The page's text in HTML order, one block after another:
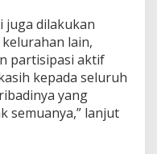
juga dilakukan
lain,
partisipasi aktif
kepada seluruh
yang
semuanya,” lanjut